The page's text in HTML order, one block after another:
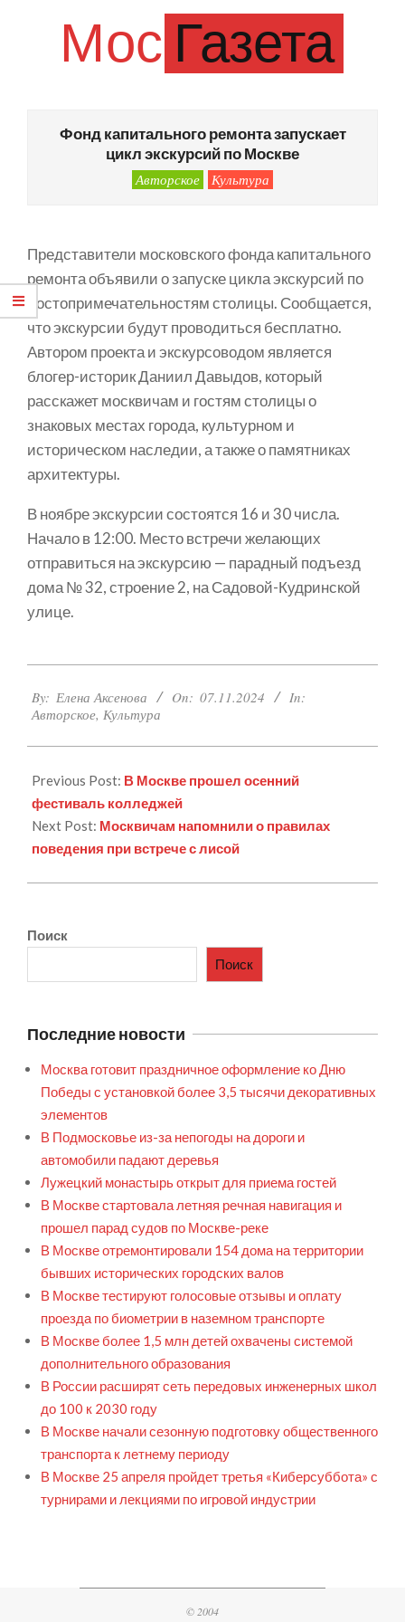
Мос Газета
Фонд капитального ремонта запускает
цикл экскурсий по Москве
Авторское Культура
Представители московского фонда капитального
ремонта объявили о запуске цикла экскурсий по
достопримечательностям столицы. Сообщается,
что экскурсии будут проводиться бесплатно.
Автором проекта и экскурсоводом является
блогер-историк Даниил Давыдов, который
расскажет москвичам и гостям столицы о
знаковых местах города, культурном и
историческом наследии, а также о памятниках
архитектуры.
В ноябре экскурсии состоятся 16 и 30 числа.
Начало в 12:00. Место встречи желающих
отправиться на экскурсию — парадный подъезд
дома № 32, строение 2, на Садовой-Кудринской
улице.
11-
07
By: Елена Аксенова On: 07.11.2024
In:
Авторское, Культура
Previous Post: В Москве прошел осенний
фестиваль колледжей
Next Post: Москвичам напомнили о правилах
поведения при встрече с лисой
Поиск
Поиск
Последние новости
Москва готовит праздничное оформление ко Дню
Победы с установкой более 3,5 тысячи декоративных
элементов
В Подмосковье из-за непогоды на дороги и
автомобили падают деревья
Лужецкий монастырь открыт для приема гостей
В Москве стартовала летняя речная навигация и
прошел парад судов по Москве-реке
В Москве отремонтировали 154 дома на территории
бывших исторических городских валов
В Москве тестируют голосовые отзывы и оплату
проезда по биометрии в наземном транспорте
В Москве более 1,5 млн детей охвачены системой
дополнительного образования
В России расширят сеть передовых инженерных школ
до 100 к 2030 году
В Москве начали сезонную подготовку общественного
транспорта к летнему периоду
В Москве 25 апреля пройдет третья «Киберсуббота» с
турнирами и лекциями по игровой индустрии
© 2004